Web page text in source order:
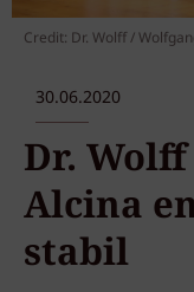
Credit: Dr. Wolff /
30.06.2020
Dr.
Alcina
stabil